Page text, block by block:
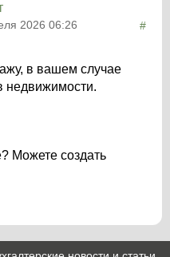
2026 06:26 #
в вашем случае
недвижимости.
Можете создать